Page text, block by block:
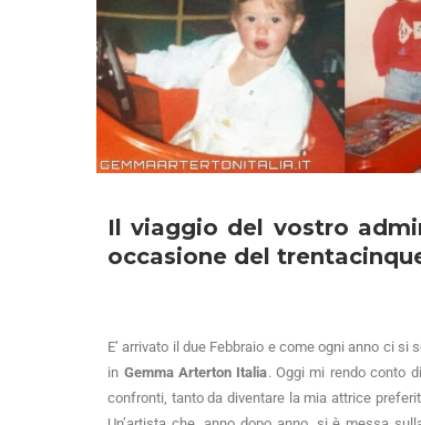
Il viaggio del vostro
occasione del
E’ arrivato il due Febbraio e come ogni anno ci
in Gemma Arterton Italia. Oggi mi rendo conto
confronti, tanto da diventare la mia attrice